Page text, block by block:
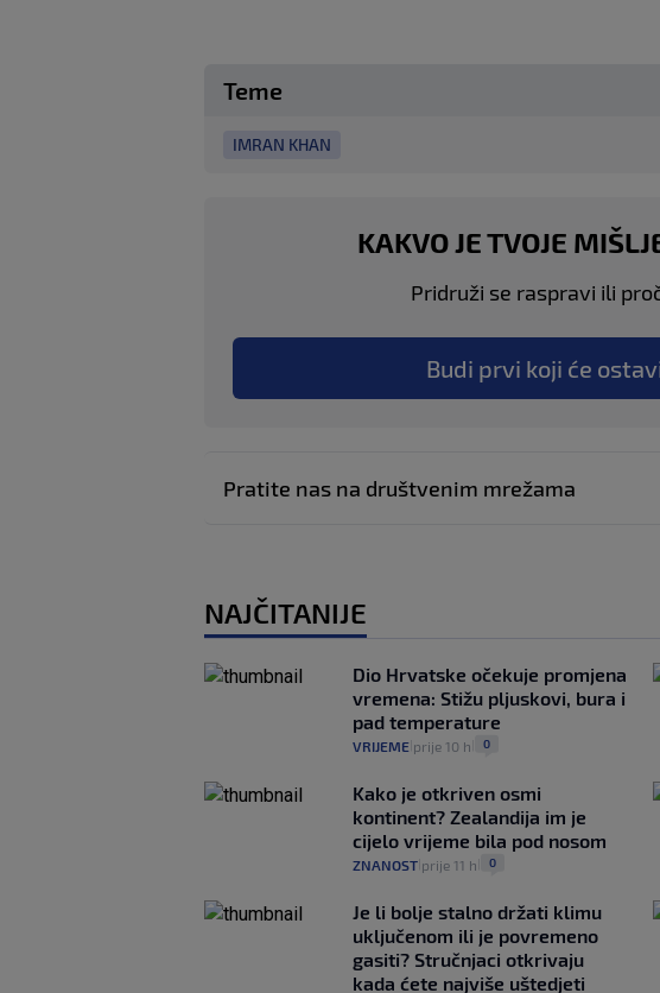
Teme
IMRAN KHAN
KAKVO JE TVOJE
Pridruži se raspravi ili
Budi prvi koji će
Pratite nas na društvenim mrežama
NAJČITANIJE
Dio Hrvatske očekuje promjena
vremena: Stižu pljuskovi, bura i
pad temperature
VRIJEME prije 10 h 0
Kako je otkriven osmi
kontinent? Zealandija im je
cijelo vrijeme bila pod nosom
ZNANOST prije 11 h 0
Je li bolje stalno držati klimu
uključenom ili je povremeno
gasiti? Stručnjaci otkrivaju
kada ćete najviše uštedjeti